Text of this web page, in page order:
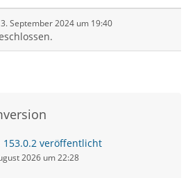
3. September 2024 um 19:40
veröffentlicht
2026 um 22:28